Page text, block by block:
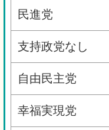
民進党
支持政党なし
自由民主党
幸福実現党